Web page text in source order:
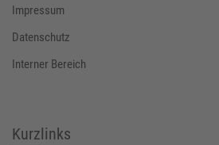
Impressum
Datenschutz
Interner Bereich
Kurzlinks